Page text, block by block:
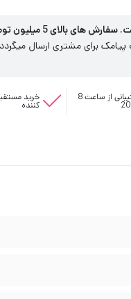
برای مشتری ارسال
پشتیبانی از ساعت 8 خرید
کننده